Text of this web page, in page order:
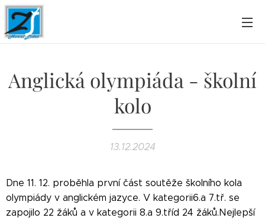
Anglická olympiáda - školní
kolo
13.12.2024
Dne 11. 12. proběhla první část soutěže školního kola
olympiády v anglickém jazyce. V kategorii6.a 7.tř. se
zapojilo 22 žáků a v kategorii 8.a 9.tříd 24 žáků.Nejlepší